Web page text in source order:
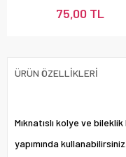
75,00 TL
ÜRÜN ÖZELLIKLERI
Mıknatıslı kolye ve
yapımında kullanabilirsiniz.